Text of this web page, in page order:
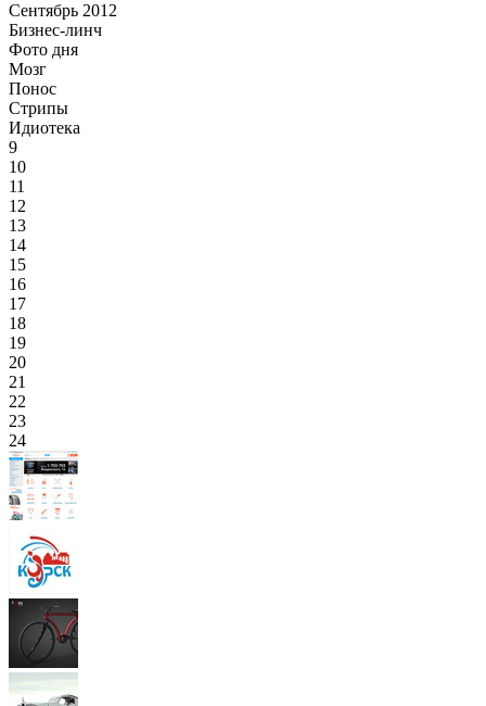
Сентябрь 2012
Бизнес-линч
Фото дня
Мозг
Понос
Стрипы
Идиотека
9
10
11
12
13
14
15
16
17
18
19
20
21
22
23
24